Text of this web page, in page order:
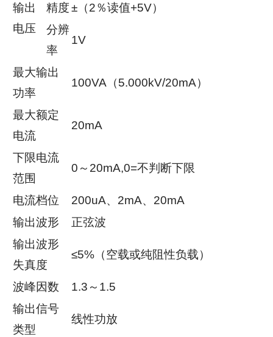
输出
电压
精度±（2％读值+5V）
分辨
率
1V
最大输出
功率
100VA（5.000kV/20mA）
最大额定
电流
20mA
下限电流
范围
0～20mA,0=不判断下限
电流档位
200uA、2mA、20mA
输出波形
正弦波
输出波形
失真度
≤5%（空载或纯阻性负载）
波峰因数
1.3～1.5
输出信号
类型
线性功放